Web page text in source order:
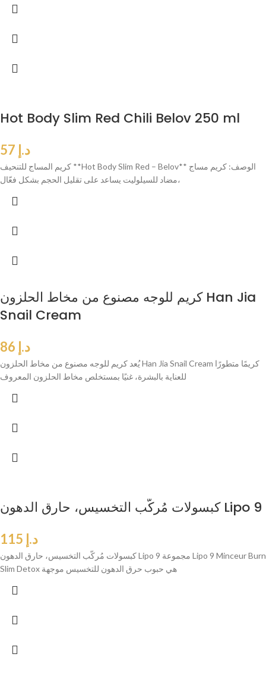
Hot Body Slim Red Chili Belov 250 ml
د.إ
كريم المساج للتنحيف **Hot Body Slim Red – Belov** الوصف: كريم مساج
مضاد للسيلوليت يساعد على تقليل الحجم بشكل فعّال،
كريم للوجه مصنوع من مخاط الحلزون Han Jia
Snail Cream
د.إ
يُعد كريم للوجه مصنوع من مخاط الحلزون Han Jia Snail Cream كريمًا متطورًا
للعناية بالبشرة، غنيًا بمستخلص مخاط الحلزون المعروف
كبسولات مُركّب التخسيس، حارق الدهون Lipo 9
د.إ
كبسولات مُركّب التخسيس، حارق الدهون Lipo 9 مجموعة Lipo 9 Minceur Burn
Slim Detox هي حبوب حرق الدهون للتخسيس موجهة